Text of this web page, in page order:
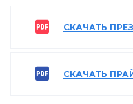
СКАЧАТЬ
СКАЧАТЬ